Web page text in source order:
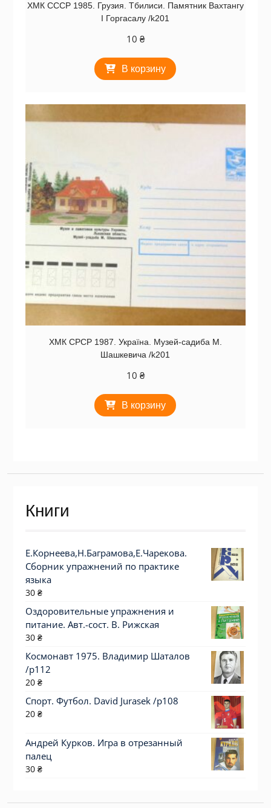
ХМК СССР 1985. Грузия. Тбилиси. Памятник Вахтангу
I Горгасалу /k201
10 ₴
В корзину
ХМК СРСР 1987. Україна. Музей-садиба М.
Шашкевича /k201
10 ₴
В корзину
Книги
Е.Корнеева,Н.Баграмова,Е.Чарекова.
Сборник упражнений по практике
языка
30 ₴
Оздоровительные упражнения и
питание. Авт.-сост. В. Рижская
30 ₴
Космонавт 1975. Владимир Шаталов
/p112
20 ₴
Спорт. Футбол. David Jurasek /p108
20 ₴
Андрей Курков. Игра в отрезанный
палец
30 ₴